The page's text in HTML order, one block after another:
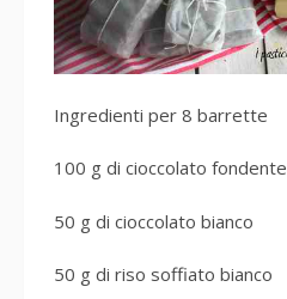
Ingredienti per 8 barrette
100 g di cioccolato fondente
50 g di cioccolato bianco
50 g di riso soffiato bianco